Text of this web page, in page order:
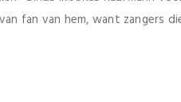
fan van hem, want zangers